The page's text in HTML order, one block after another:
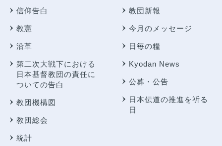
信仰告白
教憲
沿革
第二次大戦下における
日本基督教団の責任に
ついての告白
教団機構図
教団総会
統計
教団新報
今月のメッセージ
日毎の糧
Kyodan News
公募・公告
日本伝道の推進を祈る
日